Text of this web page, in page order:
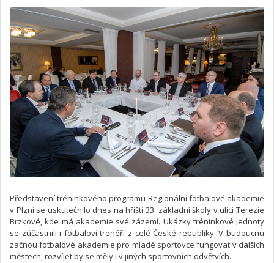
Představení tréninkového programu Regionální fotbalové akademie
v Plzni se uskutečnilo dnes na hřišti 33. základní školy v ulici Terezie
Brzkové, kde má akademie své zázemí. Ukázky tréninkové jednoty
se zúčastnili i fotbaloví trenéři z celé České republiky. V budoucnu
začnou fotbalové akademie pro mladé sportovce fungovat v dalších
městech, rozvíjet by se měly i v jiných sportovních odvětvích.